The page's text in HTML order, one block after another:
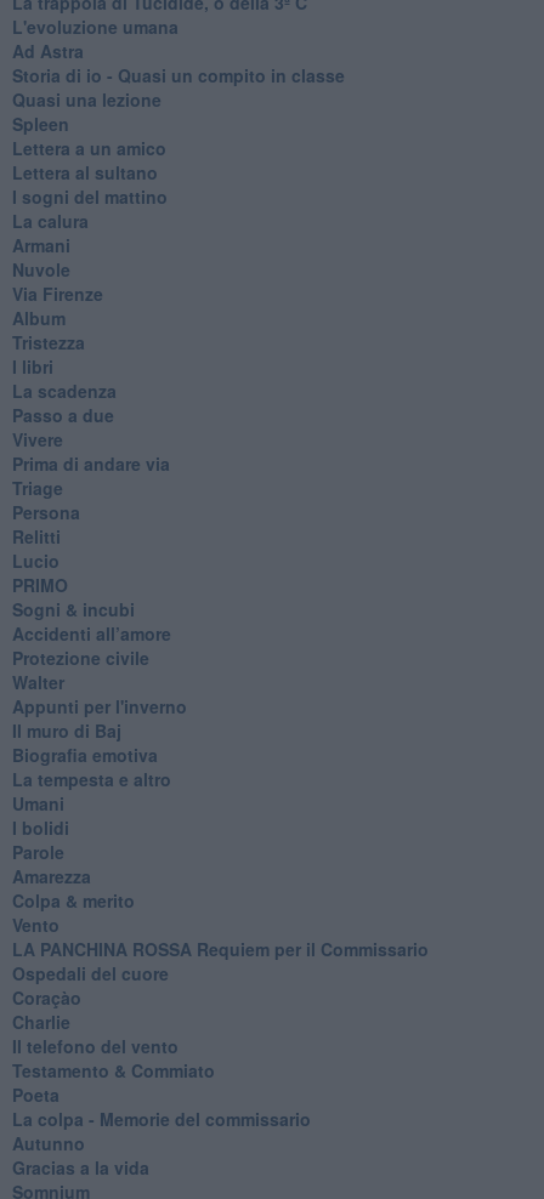
L'evoluzione umana
Ad Astra
Storia di io - Quasi un compito in classe
Quasi una lezione
Spleen
Lettera a un amico
Lettera al sultano
I sogni del mattino
La calura
Armani
Nuvole
Via Firenze
Album
Tristezza
I libri
La scadenza
Passo a due
Vivere
Prima di andare via
Triage
Persona
Relitti
Lucio
PRIMO
Sogni & incubi
Accidenti all’amore
Protezione civile
Walter
Appunti per l'inverno
Il muro di Baj
Biografia emotiva
La tempesta e altro
Umani
I bolidi
Parole
Amarezza
Colpa & merito
Vento
​LA PANCHINA ROSSA Requiem per il Commissario
Ospedali del cuore
Coraçào
Charlie
Il telefono del vento
Testamento & Commiato
Poeta
​La colpa - Memorie del commissario
Autunno
Gracias a la vida
Somnium